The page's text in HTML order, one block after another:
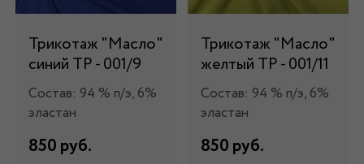
Трикотаж "Масло"
синий ТР - 001/9
Состав: 94 % п/э, 6%
эластан
850 руб.
Трикотаж "Масло"
желтый ТР - 001/11
Состав: 94 % п/э, 6%
эластан
850 руб.